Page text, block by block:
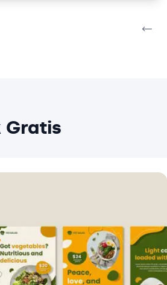
Gratis